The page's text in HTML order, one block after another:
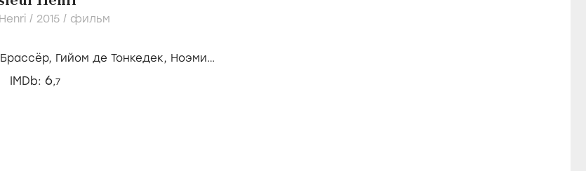
/ 2015 / фильм
Гийом де Тонкедек, Ноэми
IMDb: 6,7